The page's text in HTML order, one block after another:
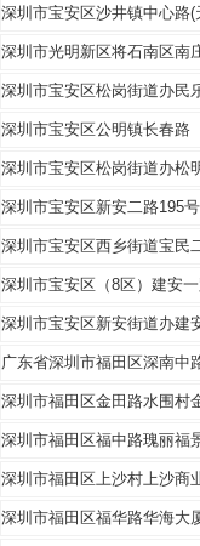
深圳市宝安区沙井镇中心路(
深圳市光明新区将石南区南
深圳市宝安区松岗街道办民
深圳市宝安区公明镇长春路
深圳市宝安区松岗街道办松
深圳市宝安区新安二路195
深圳市宝安区西乡街道宝民
深圳市宝安区（8区）建安
深圳市宝安区新安街道办建
广东省深圳市福田区深南中
深圳市福田区金田路水围村
深圳市福田区福中路瑰丽福
深圳市福田区上沙村上沙商
深圳市福田区福华路华海大